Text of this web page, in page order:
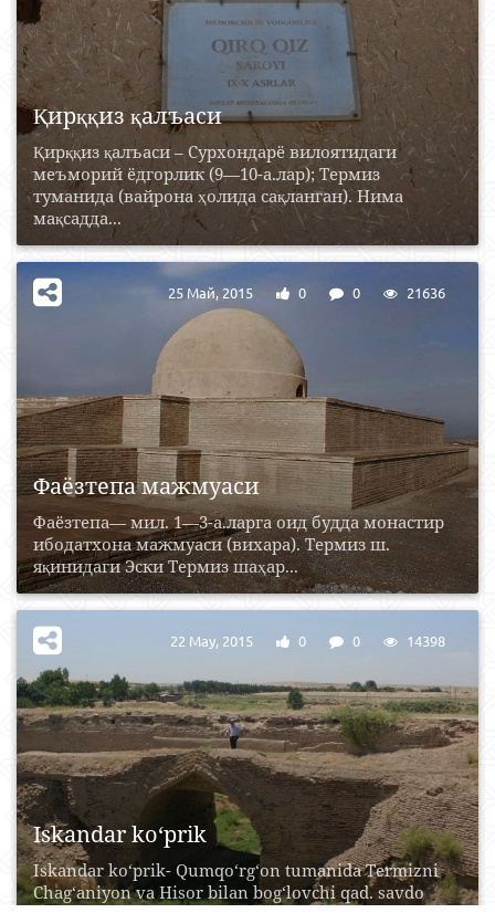
Қирққиз қалъаси
Қирққиз қалъаси – Сурхондарё вилоятидаги
меъморий ёдгорлик (9—10-а.лар); Термиз
туманида (вайрона ҳолида сақланган). Нима
мақсадда...
Фаёзтепа мажмуаси
Фаёзтепа— мил. 1—3-а.ларга оид будда монастир
ибодатхона мажмуаси (вихара). Термиз ш.
яқинидаги Эски Термиз шаҳар...
25 Май, 2015 0 0 21636
Iskandar ko‘prik
Iskandar ko‘prik- Qumqo‘rg‘on tumanida Termizni
Chag‘aniyon va Hisor bilan bog‘lovchi qad. savdo
22 May, 2015 0 0 14398